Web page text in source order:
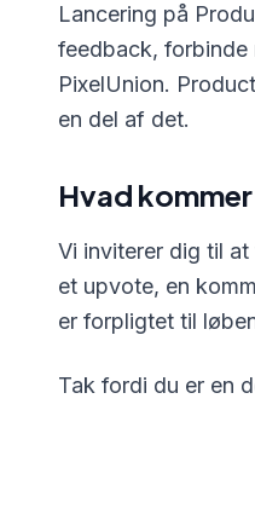
Lancering på
feedback, forbinde
PixelUnion.
en del af det.
Hvad
Vi inviterer dig til
et upvote, en
er forpligtet til
Tak fordi du er en